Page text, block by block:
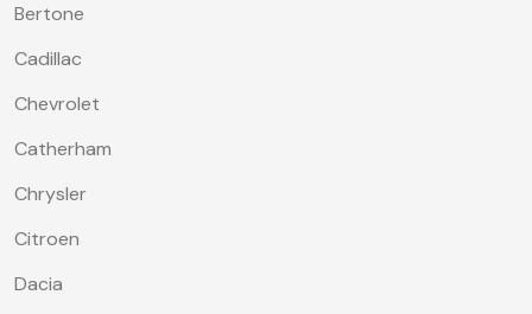
Bertone
Cadillac
Chevrolet
Catherham
Chrysler
Citroen
Dacia